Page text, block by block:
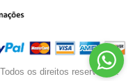
os direitos reservados.